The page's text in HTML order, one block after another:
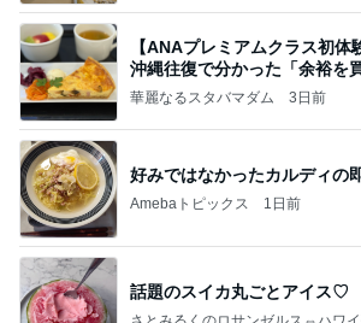
【ANAプレミアムクラス初
沖縄往復で分かった「余裕を
華麗なるスタバマダム 3日前
好みではなかったカルディの
Amebaトピックス 1日前
話題のスイカ丸ごとアイス♡